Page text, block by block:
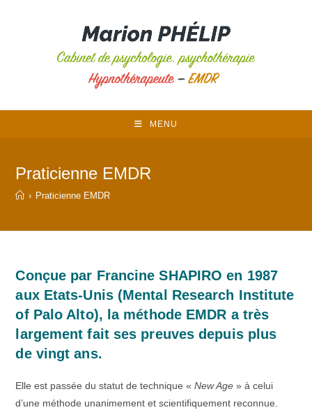
MENU
Praticienne EMDR
› Praticienne EMDR
Conçue par Francine SHAPIRO en 1987
aux Etats-Unis (Mental Research Institute
of Palo Alto), la méthode EMDR a très
largement fait ses preuves depuis plus
de vingt ans.
Elle est passée du statut de technique «New Age » à celui
d’une méthode unanimement et scientifiquement reconnue.